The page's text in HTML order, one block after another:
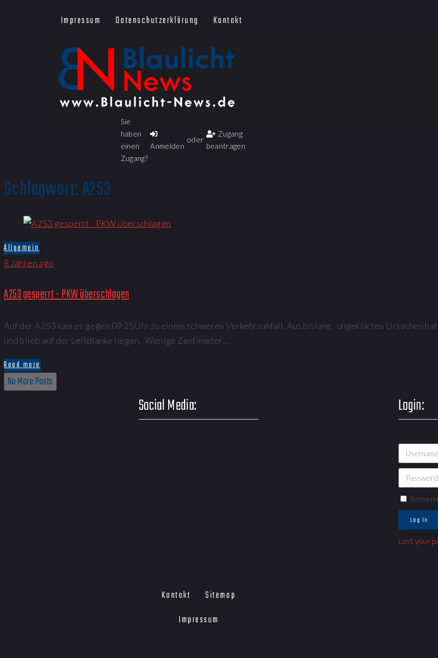
Impressum Datenschutzerklärung Kontakt
Sie
haben
einen
Zugang?
Anmelden
oder
Zugang
beantragen
Schlagwort:A253
Allgemein
8 Jahren ago
A253 gesperrt - PKW überschlagen
Auf der A253 kam es gegen 09:25Uhr zu einem schweren Verkehrsunfall. Aus bislang ungeklärten Ursachen
und blieb auf der Leitplanke liegen. Wenige Zentimeter…
Read more
No More Posts
Social Media:
Kontakt
Sitemap
Impressum
Login:
Log In
Lost your